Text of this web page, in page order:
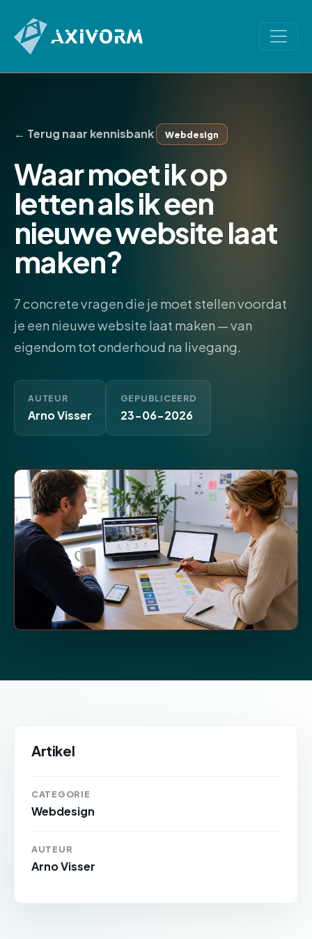
← Terug naar kennisbank Webdesign
Waar moet ik op
letten als ik een
nieuwe website laat
maken?
7 concrete vragen die je moet stellen voordat
je een nieuwe website laat maken — van
eigendom tot onderhoud na livegang.
AUTEUR
Arno Visser
GEPUBLICEERD
23-06-2026
Artikel
CATEGORIE
Webdesign
AUTEUR
Arno Visser